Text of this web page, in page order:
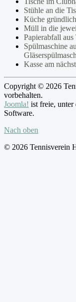
Stühle an die
Küche
Müll in die
Papierabfall
Spülmaschine
Kasse am
Copyright © 2026
vorbehalten.
Joomla! ist freie, unter
Software.
Nach oben
© 2026 Tennisverein